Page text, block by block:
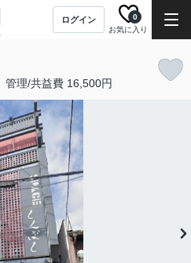
ログイン
お気に入り
0
管理/共益費 16,500円